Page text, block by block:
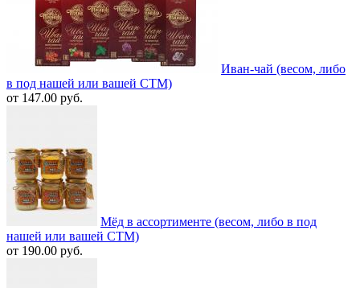
Иван-чай (весом, либо
в под нашей или вашей СТМ)
от 147.00 руб.
Мёд в ассортименте (весом, либо в под
нашей или вашей СТМ)
от 190.00 руб.